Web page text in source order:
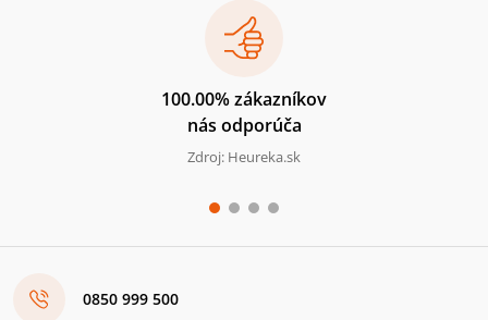
100.00% zákazníkov
nás odporúča
Zdroj: Heureka.sk
0850 999 500